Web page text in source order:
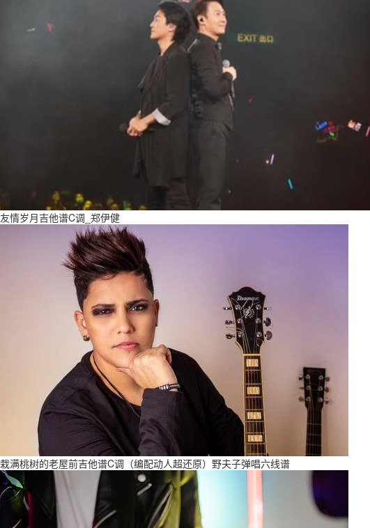
友情岁月吉他谱C调_郑伊健
栽满桃树的老屋前吉他谱C调（编配动人超还原）野夫子弹唱六线谱